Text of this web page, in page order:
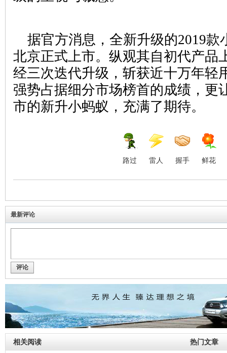
据官方消息，全新升级的2019款
北京正式上市。纵观其自初代产品
经三次迭代升级，斩获近十万年轻
强势占据细分市场榜首的成绩，更
市的新升小蚂蚁，充满了期待。
路过 雷人 握手 鲜花
最新评论
评论
相关阅读 热门文章